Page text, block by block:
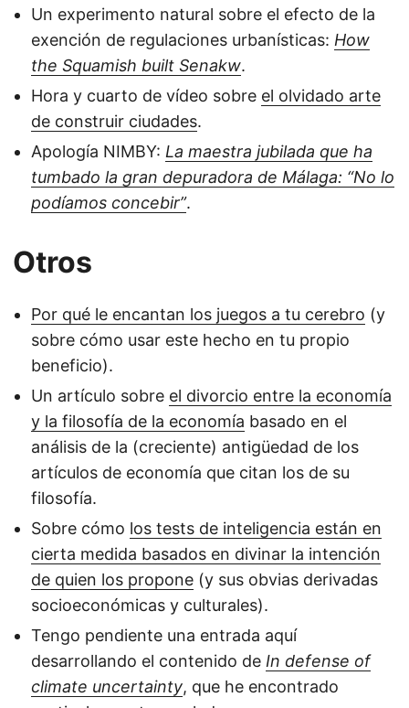
Un experimento natural sobre el efecto de la
exención de regulaciones urbanísticas: How
the Squamish built Senakw.
Hora y cuarto de vídeo sobre el olvidado arte
de construir ciudades.
Apología NIMBY: La maestra jubilada que ha
tumbado la gran depuradora de Málaga: “No lo
podíamos concebir”.
Otros
Por qué le encantan los juegos a tu cerebro (y
sobre cómo usar este hecho en tu propio
beneficio).
Un artículo sobre el divorcio entre la economía
y la filosofía de la economía basado en el
análisis de la (creciente) antigüedad de los
artículos de economía que citan los de su
filosofía.
Sobre cómo los tests de inteligencia están en
cierta medida basados en divinar la intención
de quien los propone (y sus obvias derivadas
socioeconómicas y culturales).
Tengo pendiente una entrada aquí
desarrollando el contenido de In defense of
climate uncertainty, que he encontrado